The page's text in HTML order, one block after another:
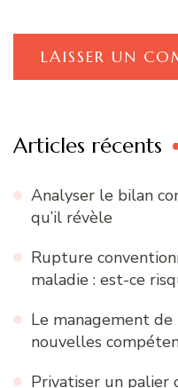
Articles récents
Analyser le bilan
qu’il révèle
Rupture
maladie : est-ce
Le management
nouvelles
Privatiser un palier